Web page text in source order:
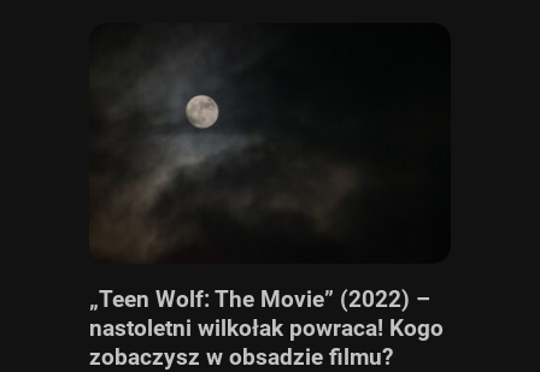
„Teen Wolf: The Movie” (2022) –
nastoletni wilkołak powraca! Kogo
zobaczysz w obsadzie filmu?